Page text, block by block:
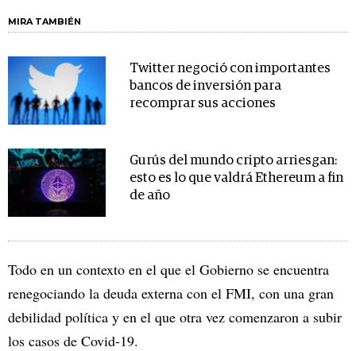
MIRA TAMBIÉN
Twitter negoció con importantes
bancos de inversión para
recomprar sus acciones
Gurús del mundo cripto arriesgan:
esto es lo que valdrá Ethereum a fin
de año
Todo en un contexto en el que el Gobierno se encuentra
renegociando la deuda externa con el FMI, con una gran
debilidad política y en el que otra vez comenzaron a subir
los casos de Covid-19.